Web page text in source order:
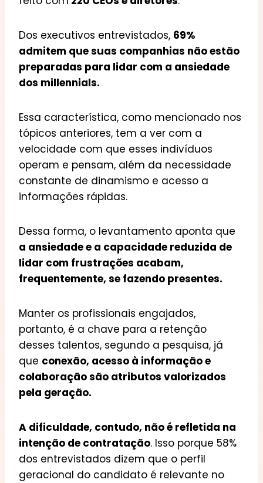
Dos executivos entrevistados, 69%
admitem que suas companhias não estão
preparadas para lidar com a ansiedade
dos millennials.
Essa característica, como mencionado nos
tópicos anteriores, tem a ver com a
velocidade com que esses indivíduos
operam e pensam, além da necessidade
constante de dinamismo e acesso a
informações rápidas.
Dessa forma, o levantamento aponta que
a ansiedade e a capacidade reduzida de
lidar com frustrações acabam,
frequentemente, se fazendo presentes.
Manter os profissionais engajados,
portanto, é a chave para a retenção
desses talentos, segundo a pesquisa, já
que conexão, acesso à informação e
colaboração são atributos valorizados
pela geração.
A dificuldade, contudo, não é refletida na
intenção de contratação. Isso porque 58%
dos entrevistados dizem que o perfil
geracional do candidato é relevante no